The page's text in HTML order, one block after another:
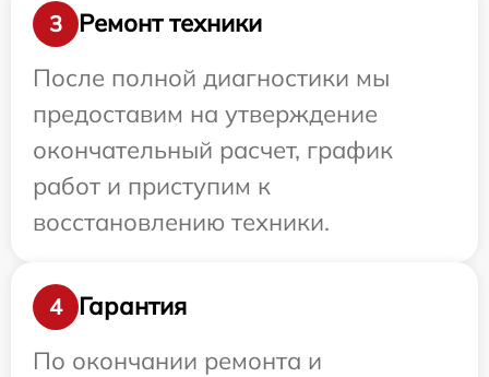
3
Ремонт техники
После полной диагностики мы
предоставим на утверждение
окончательный расчет, график
работ и приступим к
восстановлению техники.
4
Гарантия
По окончании ремонта и